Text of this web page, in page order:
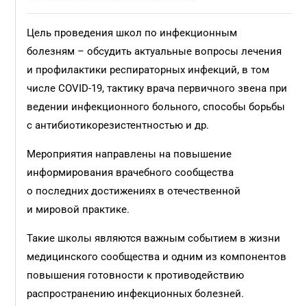
Цель проведения школ по инфекционным
болезням – обсудить актуальные вопросы лечения
и профилактики респираторных инфекций, в том
числе COVID-19, тактику врача первичного звена при
ведении инфекционного больного, способы борьбы
с антибиотикорезистентностью и др.
Мероприятия направлены на повышение
информирования врачебного сообщества
о последних достижениях в отечественной
и мировой практике.
Такие школы являются важным событием в жизни
медицинского сообщества и одним из компонентов
повышения готовности к противодействию
распространению инфекционных болезней.